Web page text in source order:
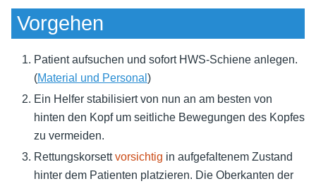
Vorgehen
Patient aufsuchen und sofort HWS-Schiene anlegen.
(Material und Personal )
Ein Helfer stabilisiert von nun an am besten von
hinten den Kopf um seitliche Bewegungen des Kopfes
zu vermeiden.
Rettungskorsettvorsichtig in aufgefaltenem Zustand
hinter dem Patienten platzieren. Die Oberkanten der